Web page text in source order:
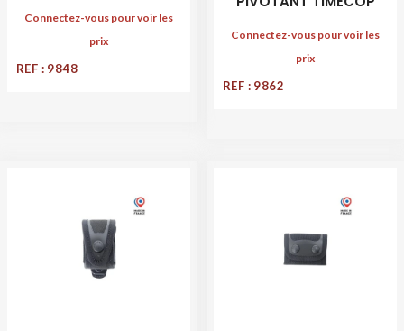
Connectez-vous pour voir les
prix
REF : 9848
Connectez-vous pour voir les
prix
REF : 9862